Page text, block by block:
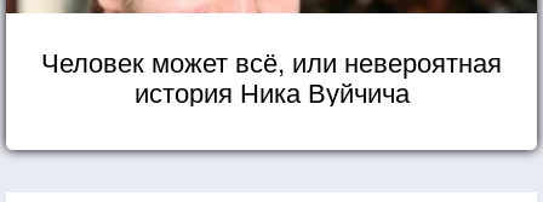
Человек может всё, или невероятная
история Ника Вуйчича